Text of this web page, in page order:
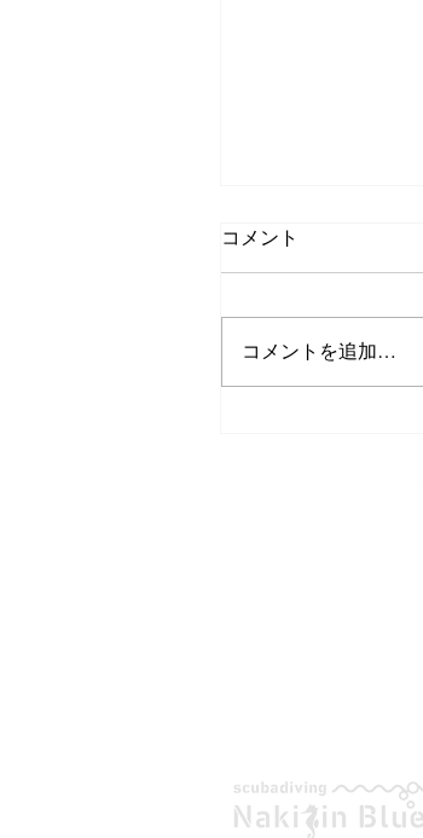
コメント
コメントを追加…